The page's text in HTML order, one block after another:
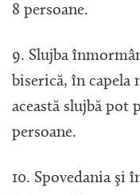
8 persoane.
9. Slujba
biserică, în
această slujbă pot
persoane.
10. Spovedania şi